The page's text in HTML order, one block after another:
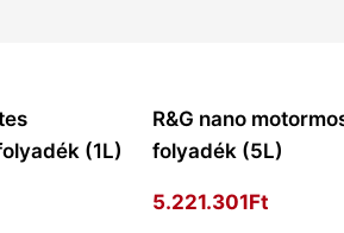
(1L)
R&G nano
folyadék (5L)
5.221.301Ft